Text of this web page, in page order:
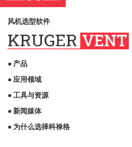
风机选型软件
● 产品
● 应用领域
● 工具与资源
● 新闻媒体
● 为什么选择科禄格